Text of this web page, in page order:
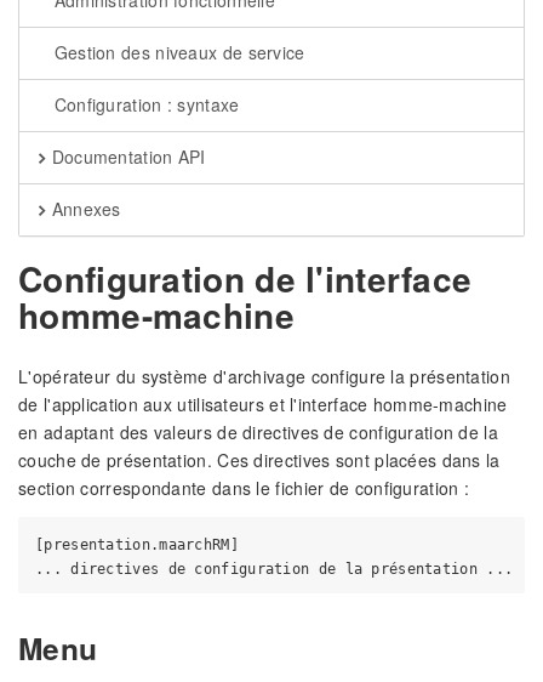
Gestion des niveaux de service
Configuration : syntaxe
Documentation API
Annexes
Configuration de l'interface
homme-machine
L'opérateur du système d'archivage configure la présentation
de l'application aux utilisateurs et l'interface homme-machine
en adaptant des valeurs de directives de configuration de la
couche de présentation. Ces directives sont placées dans la
section correspondante dans le fichier de configuration :
[presentation.maarchRM]
Menu